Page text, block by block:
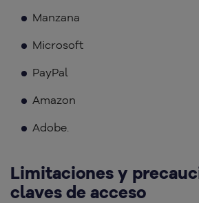
Manzana
Microsoft
PayPal
Amazon
Adobe.
Limitaciones y
claves de acceso